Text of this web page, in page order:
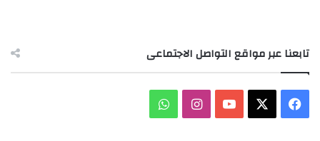
تابعنا عبر مواقع التواصل الاجتماعى
فيسبوك ‫YouTubeانستقرامواتساب